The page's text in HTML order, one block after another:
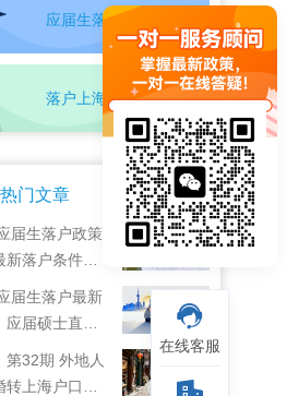
应届生落户上海自测
落户上海条件自测
热门文章
届生落户政策
落户条件及
届生落户最新
届硕士直接
第32期 外地人
上海户口攻
在线客服